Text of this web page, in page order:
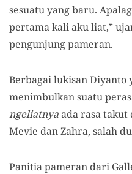
sesuatu yang baru.
pertama kali aku liat,”
pengunjung pameran.
Berbagai lukisan Diyanto
menimbulkan suatu
ngeliatnyaada rasa
Mevie dan Zahra, salah
Panitia pameran dari